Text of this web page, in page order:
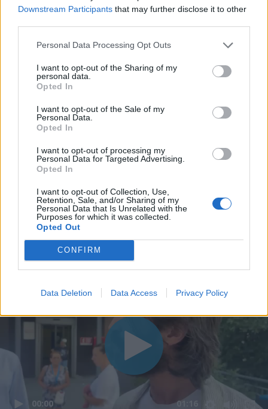
Downstream Participants that may further disclose it to other
Personal Data Processing Opt Outs
I want to opt-out of the Sharing of my
personal data.
Opted In
I want to opt-out of the Sale of my
Personal Data.
Opted In
I want to opt-out of processing my
Personal Data for Targeted Advertising.
Opted In
I want to opt-out of Collection, Use,
Retention, Sale, and/or Sharing of my
Personal Data that Is Unrelated with the
Purposes for which it was collected.
Opted Out
CONFIRM
Data Deletion Data Access Privacy Policy
00:00 01:16